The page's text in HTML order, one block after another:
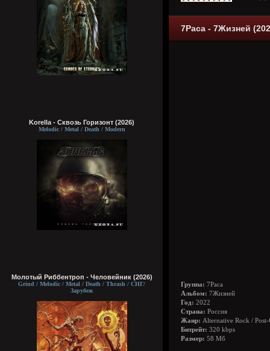
Korella - Сквозь Горизонт (2026)
Melodic / Metal / Death / Modern
Молотый Риббентроп - Человейник (2026)
Grind / Melodic / Metal / Death / Thrash / СНГ/
Зарубеж
7Раса - 7Жизней
Группа: 7Раса
Альбом: 7Жизней
Год: 2022
Страна: Россия
Жанр: Alternative Rock /
Битрейт: 320 kbps
Размер: 58 Мб